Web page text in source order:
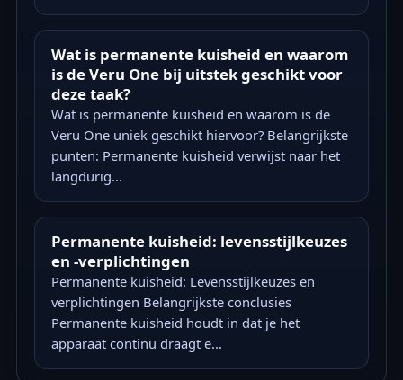
Wat is permanente kuisheid en waarom
is de Veru One bij uitstek geschikt voor
deze taak?
Wat is permanente kuisheid en waarom is de
Veru One uniek geschikt hiervoor? Belangrijkste
punten: Permanente kuisheid verwijst naar het
langdurig...
Permanente kuisheid: levensstijlkeuzes
en -verplichtingen
Permanente kuisheid: Levensstijlkeuzes en
verplichtingen Belangrijkste conclusies
Permanente kuisheid houdt in dat je het
apparaat continu draagt e...